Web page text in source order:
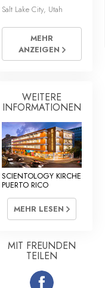
Salt Lake City, Utah
MEHR
ANZEIGEN
WEITERE
INFORMATIONEN
SCIENTOLOGY KIRCHE
PUERTO RICO
MEHR LESEN
MIT FREUNDEN
TEILEN